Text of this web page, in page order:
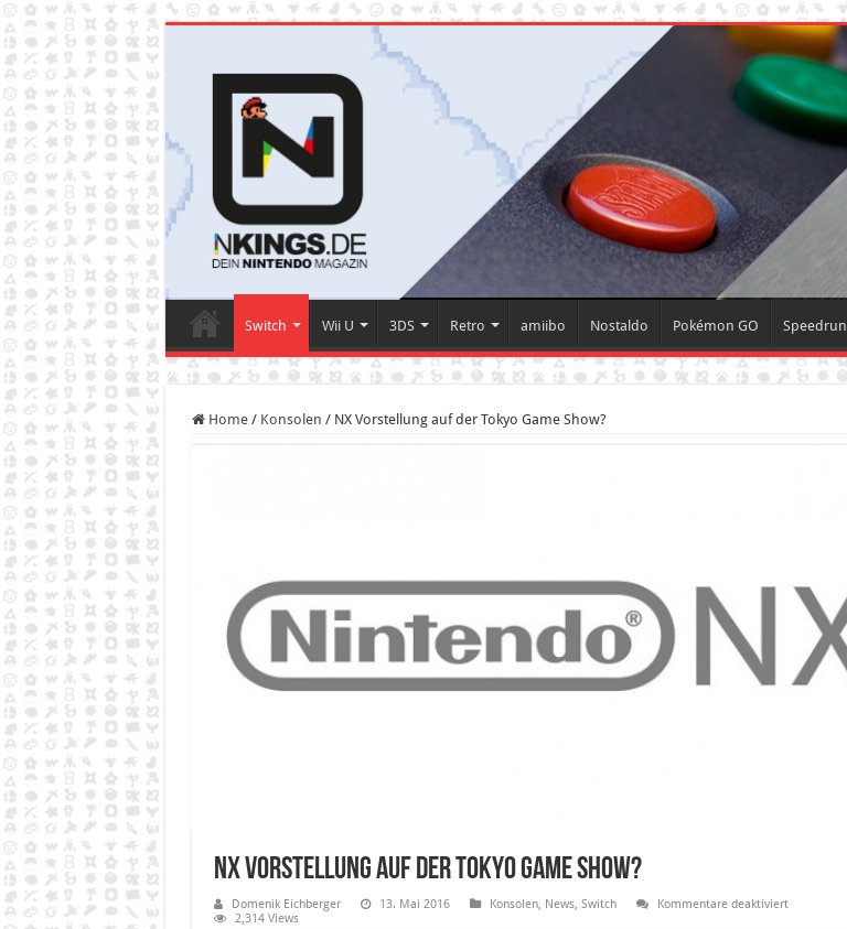
Switch Wii U 3DS Retro amiibo Nostaldo Pokémon GO Speedrun
Home / Konsolen / NX Vorstellung auf der Tokyo Game Show?
NX Vorstellung auf der Tokyo Game Show?
Domenik Eichberger 13. Mai 2016 Konsolen, News, Switch Kommentare deaktiviertfür
2,314 Views